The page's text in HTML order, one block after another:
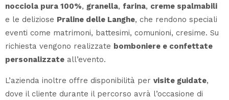
nocciola pura 100%, granella, farina, creme spalmabili
e le deliziose Praline delle Langhe, che rendono speciali
eventi come matrimoni, battesimi, comunioni, cresime. Su
richiesta vengono realizzate bomboniere e confettate
personalizzate all’evento.
L’azienda inoltre offre disponibilità per visite guidate,
dove il cliente durante il percorso avrà l’occasione di